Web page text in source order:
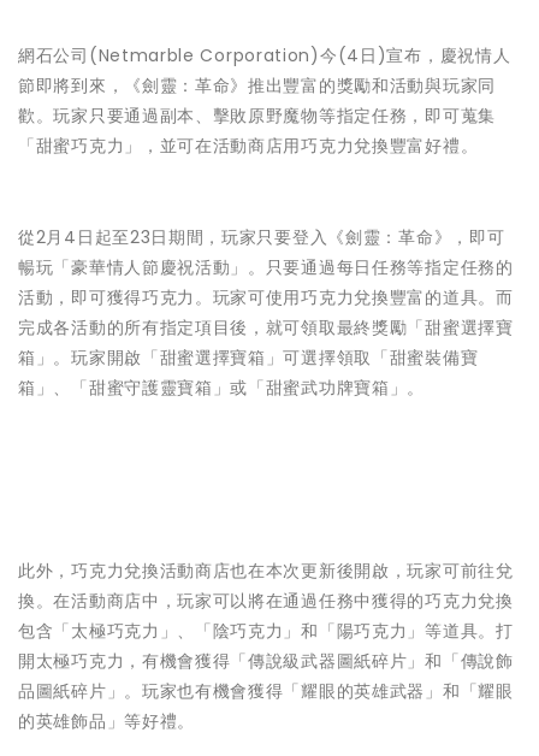
網石公司(Netmarble Corporation)今(4日)宣布，慶祝情人
節即將到來，《劍靈：革命》推出豐富的獎勵和活動與玩家同
歡。玩家只要通過副本、擊敗原野魔物等指定任務，即可蒐集
「甜蜜巧克力」，並可在活動商店用巧克力兌換豐富好禮。
從2月4日起至23日期間，玩家只要登入《劍靈：革命》，即可
暢玩「豪華情人節慶祝活動」。只要通過每日任務等指定任務的
活動，即可獲得巧克力。玩家可使用巧克力兌換豐富的道具。而
完成各活動的所有指定項目後，就可領取最終獎勵「甜蜜選擇寶
箱」。玩家開啟「甜蜜選擇寶箱」可選擇領取「甜蜜裝備寶
箱」、「甜蜜守護靈寶箱」或「甜蜜武功牌寶箱」。
此外，巧克力兌換活動商店也在本次更新後開啟，玩家可前往兌
換。在活動商店中，玩家可以將在通過任務中獲得的巧克力兌換
包含「太極巧克力」、「陰巧克力」和「陽巧克力」等道具。打
開太極巧克力，有機會獲得「傳說級武器圖紙碎片」和「傳說飾
品圖紙碎片」。玩家也有機會獲得「耀眼的英雄武器」和「耀眼
的英雄飾品」等好禮。